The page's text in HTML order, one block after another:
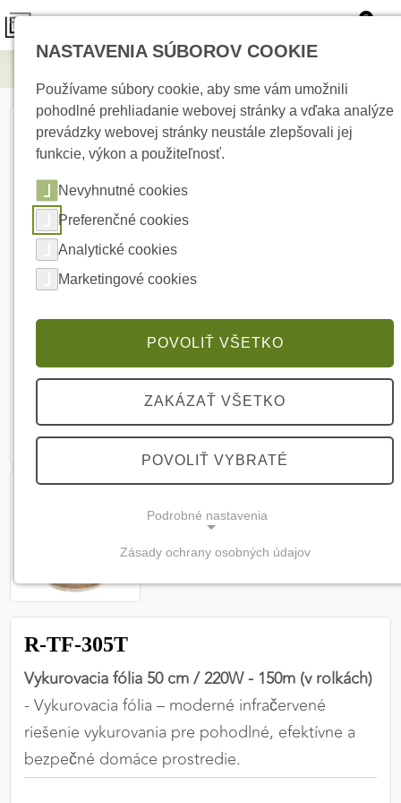
0
R-TF-305T
Vykurovacia fólia 50 cm / 220W - 150m (v rolkách)
- Vykurovacia fólia – moderné infračervené
riešenie vykurovania pre pohodlné, efektívne a
bezpečné domáce prostredie.
NASTAVENIA SÚBOROV COOKIE
Používame súbory cookie, aby sme vám umožnili
pohodlné prehliadanie webovej stránky a vďaka analýze
prevádzky webovej stránky neustále zlepšovali jej
funkcie, výkon a použiteľnosť.
Nevyhnutné cookies
Preferenčné cookies
Analytické cookies
Marketingové cookies
POVOLIŤ VŠETKO
ZAKÁZAŤ VŠETKO
POVOLIŤ VYBRATÉ
Podrobné nastavenia
(vždy aktívne, nemožno vypnúť)
webovej stránky a bez nich by nebolo možné
zabezpečiť jej plnú funkčnosť.
Zásady ochrany osobných údajov